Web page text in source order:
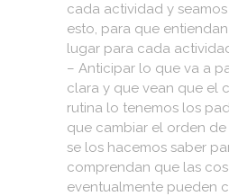
cada actividad y
esto, para que
lugar para cada
– Anticipar lo que va a
clara y que vean que el
rutina lo tenemos los
que cambiar el orden de
se los hacemos saber
comprendan que las
eventualmente pueden